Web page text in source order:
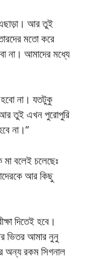
এছাড়া। আর তুই
মতো করে
না। আমাদের মধ্যে
না। যতটুকু
তুই এখন পুরোপুরি
না।”
বলেই চলেছেঃ
আর কিছু
দিতেই হবে।
ভিতর আমার নুনু
অন্য রকম সিগনাল